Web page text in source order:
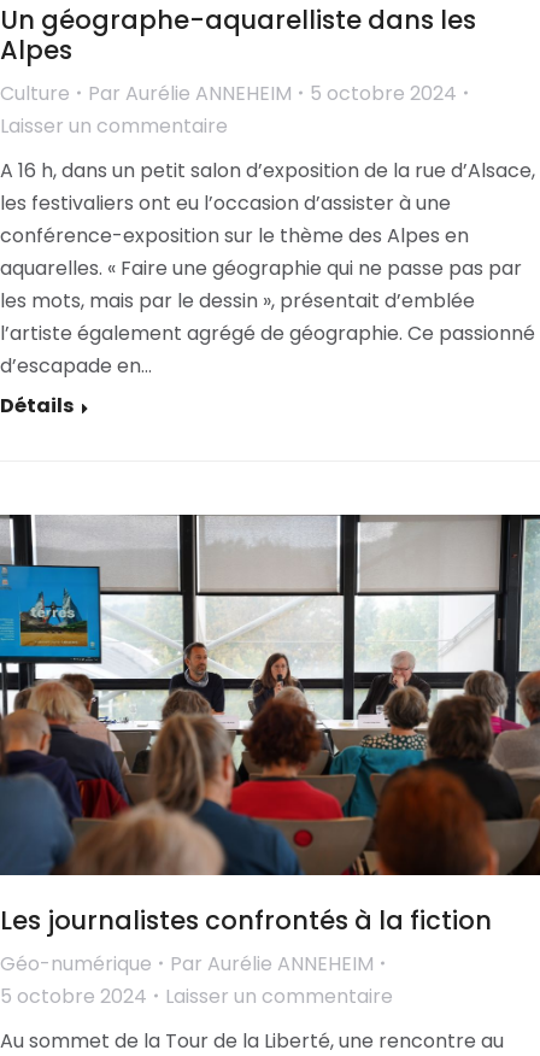
Un géographe-aquarelliste dans les
Alpes
Culture Par Aurélie ANNEHEIM
5 octobre 2024
Laisser un commentaire
A 16 h, dans un petit salon d’exposition de la rue d’Alsace,
les festivaliers ont eu l’occasion d’assister à une
conférence-exposition sur le thème des Alpes en
aquarelles. « Faire une géographie qui ne passe pas par
les mots, mais par le dessin », présentait d’emblée
l’artiste également agrégé de géographie. Ce passionné
d’escapade en…
Détails
Les journalistes confrontés à la fiction
Géo-numérique Par Aurélie ANNEHEIM
5 octobre 2024
Laisser un commentaire
Au sommet de la Tour de la Liberté, une rencontre au